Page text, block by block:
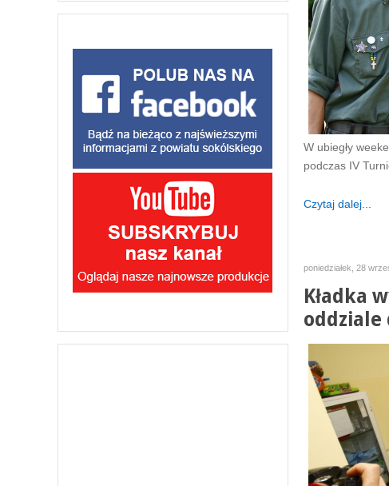
W ubiegły
podczas IV
Czytaj dalej...
poniedziałek, 28
Kładka
oddziale